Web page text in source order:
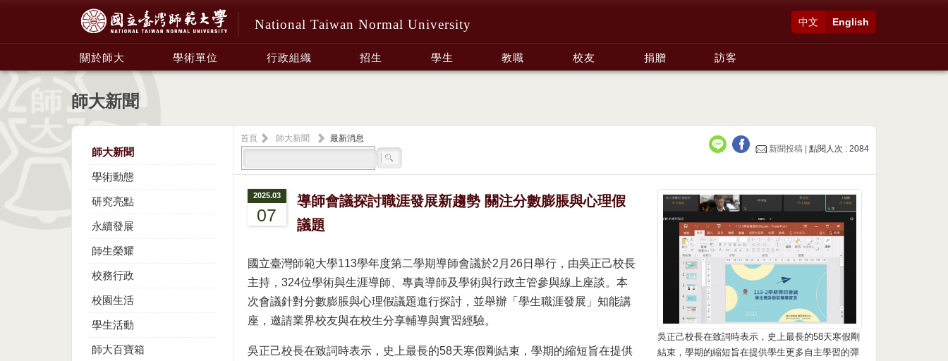
National Taiwan Normal University English
中文
關於師大 學術單位 行政組織 招生 學生 教職 校友 捐贈 訪客
師大新聞
師大新聞
學術動態
研究亮點
永續發展
師生榮耀
校務行政
校園生活
學生活動
師大百寶箱
首頁 師大新聞
最新消息
新聞投稿 |點閱人次 : 2084
吳正己校長在致詞時表示，史上最長的58天寒假剛
結束，學期的縮短旨在提供學生更多自主學習的彈
2025.03
07
導師會議探討職涯發展新趨勢 關注分數膨脹與心理假
議題
國立臺灣師範大學113學年度第二學期導師會議於2月26日舉行，由吳正己校長
主持，324位學術與生涯導師、專責導師及學術與行政主管參與線上座談。本
次會議針對分數膨脹與心理假議題進行探討，並舉辦「學生職涯發展」知能講
座，邀請業界校友與在校生分享輔導與實習經驗。
吳正己校長在致詞時表示，史上最長的58天寒假剛結束，學期的縮短旨在提供